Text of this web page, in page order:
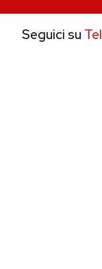
Seguici su